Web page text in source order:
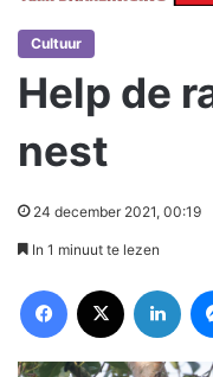
Cultuur
Help de
nest
24 december 2021, 00:19
In 1 minuut te lezen